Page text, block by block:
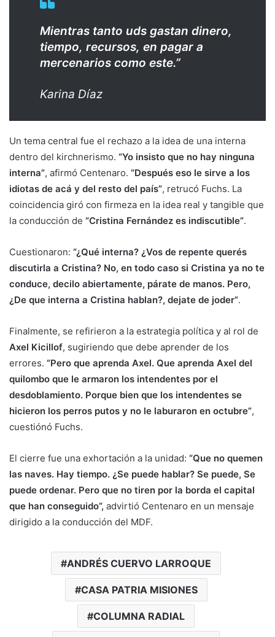
Mientras tanto uds gastan dinero,
tiempo, recursos, en pagar a
mercenarios como este.”
Karina Díaz
Un tema central fue el rechazo a la idea de una interna
dentro del kirchnerismo. “Yo insisto que no hay ninguna
interna”, afirmó Centenaro. “Después eso le sirve a los
idiotas de acá y del resto del país”, retrucó Fuchs. La
coincidencia giró con firmeza en la idea real y tangible que
la conducción de “Cristina Fernández es indiscutible”.
Cuestionaron: “¿Qué interna? ¿Vos de repente querés
discutirla a Cristina? No, en todo caso si Cristina ya no te
conduce, decilo abiertamente, párate de manos. Pero,
¿De que interna a Cristina hablan?, dejate de joder”.
Finalmente, se refirieron a la estrategia política y al rol de
Axel Kicillof, sugiriendo que debe aprender de los
errores. “Pero que aprenda Axel. Que aprenda Axel del
quilombo que le armaron los intendentes por el
desdoblamiento. Porque bien que los intendentes se
hicieron los perros putos y no le laburaron en octubre”,
cuestiónó Fuchs.
El cierre fue una exhortación a la unidad: “Que no quemen
las naves. Hay tiempo. ¿Se puede hablar? Se puede, Se
puede ordenar. Pero que no tiren por la borda el capital
que han conseguido”, advirtió Centenaro en un mensaje
dirigido a la conducción del MDF.
ANDRÉS CUERVO LARROQUE
CASA PATRIA MISIONES
COLUMNA RADIAL